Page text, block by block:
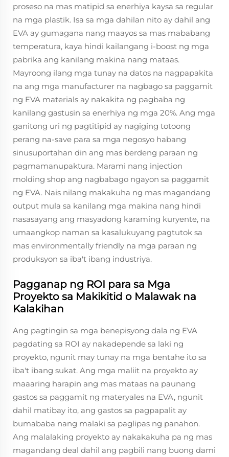
proseso na mas matipid sa enerhiya kaysa sa regular
na mga plastik. Isa sa mga dahilan nito ay dahil ang
EVA ay gumagana nang maayos sa mas mababang
temperatura, kaya hindi kailangang i-boost ng mga
pabrika ang kanilang makina nang mataas.
Mayroong ilang mga tunay na datos na nagpapakita
na ang mga manufacturer na nagbago sa paggamit
ng EVA materials ay nakakita ng pagbaba ng
kanilang gastusin sa enerhiya ng mga 20%. Ang mga
ganitong uri ng pagtitipid ay nagiging totoong
perang na-save para sa mga negosyo habang
sinusuportahan din ang mas berdeng paraan ng
pagmamanupaktura. Marami nang injection
molding shop ang nagbabago ngayon sa paggamit
ng EVA. Nais nilang makakuha ng mas magandang
output mula sa kanilang mga makina nang hindi
nasasayang ang masyadong karaming kuryente, na
umaangkop naman sa kasalukuyang pagtutok sa
mas environmentally friendly na mga paraan ng
produksyon sa iba't ibang industriya.
Pagganap ng ROI para sa Mga
Proyekto sa Makikitid o Malawak na
Kalakihan
Ang pagtingin sa mga benepisyong dala ng EVA
pagdating sa ROI ay nakadepende sa laki ng
proyekto, ngunit may tunay na mga bentahe ito sa
iba't ibang sukat. Ang mga maliit na proyekto ay
maaaring harapin ang mas mataas na paunang
gastos sa paggamit ng materyales na EVA, ngunit
dahil matibay ito, ang gastos sa pagpapalit ay
bumababa nang malaki sa paglipas ng panahon.
Ang malalaking proyekto ay nakakakuha pa ng mas
magandang deal dahil ang pagbili nang buong dami